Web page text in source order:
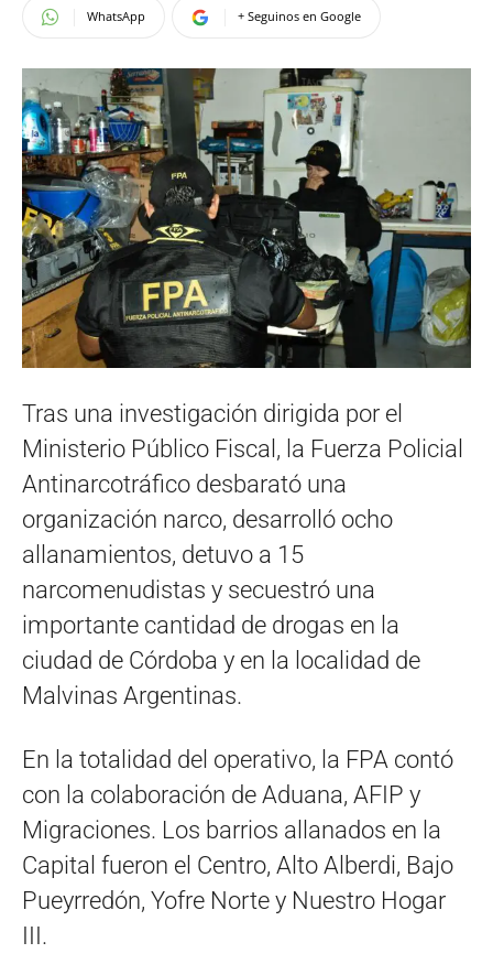
WhatsApp + Seguinos en Google
Tras una investigación dirigida por el
Ministerio Público Fiscal, la Fuerza Policial
Antinarcotráfico desbarató una
organización narco, desarrolló ocho
allanamientos, detuvo a 15
narcomenudistas y secuestró una
importante cantidad de drogas en la
ciudad de Córdoba y en la localidad de
Malvinas Argentinas.
En la totalidad del operativo, la FPA contó
con la colaboración de Aduana, AFIP y
Migraciones. Los barrios allanados en la
Capital fueron el Centro, Alto Alberdi, Bajo
Pueyrredón, Yofre Norte y Nuestro Hogar
III.